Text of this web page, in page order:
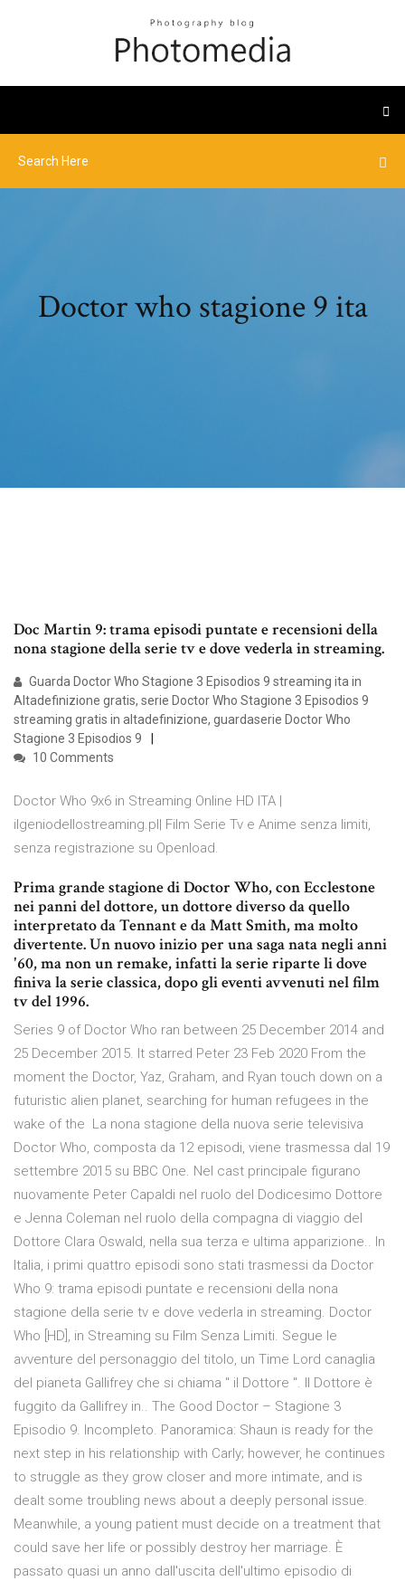
Doctor who stagione 9 ita
Doc Martin 9: trama episodi puntate e recensioni della
nona stagione della serie tv e dove vederla in streaming.
Guarda Doctor Who Stagione 3 Episodios 9 streaming ita in
Altadefinizione gratis, serie Doctor Who Stagione 3 Episodios 9
streaming gratis in altadefinizione, guardaserie Doctor Who
Stagione 3 Episodios 9
10 Comments
Doctor Who 9x6 in Streaming Online HD ITA |
ilgeniodellostreaming.pl| Film Serie Tv e Anime senza limiti,
senza registrazione su Openload.
Prima grande stagione di Doctor Who, con Ecclestone
nei panni del dottore, un dottore diverso da quello
interpretato da Tennant e da Matt Smith, ma molto
divertente. Un nuovo inizio per una saga nata negli anni
'60, ma non un remake, infatti la serie riparte li dove
finiva la serie classica, dopo gli eventi avvenuti nel film
tv del 1996.
Series 9 of Doctor Who ran between 25 December 2014 and
25 December 2015. It starred Peter 23 Feb 2020 From the
moment the Doctor, Yaz, Graham, and Ryan touch down on a
futuristic alien planet, searching for human refugees in the
wake of the La nona stagione della nuova serie televisiva
Doctor Who, composta da 12 episodi, viene trasmessa dal 19
settembre 2015 su BBC One. Nel cast principale figurano
nuovamente Peter Capaldi nel ruolo del Dodicesimo Dottore
e Jenna Coleman nel ruolo della compagna di viaggio del
Dottore Clara Oswald, nella sua terza e ultima apparizione.. In
Italia, i primi quattro episodi sono stati trasmessi da Doctor
Who 9: trama episodi puntate e recensioni della nona
stagione della serie tv e dove vederla in streaming. Doctor
Who [HD], in Streaming su Film Senza Limiti. Segue le
avventure del personaggio del titolo, un Time Lord canaglia
del pianeta Gallifrey che si chiama " il Dottore ". Il Dottore è
fuggito da Gallifrey in.. The Good Doctor – Stagione 3
Episodio 9. Incompleto. Panoramica: Shaun is ready for the
next step in his relationship with Carly; however, he continues
to struggle as they grow closer and more intimate, and is
dealt some troubling news about a deeply personal issue.
Meanwhile, a young patient must decide on a treatment that
could save her life or possibly destroy her marriage. È
passato quasi un anno dall'uscita dell'ultimo episodio di